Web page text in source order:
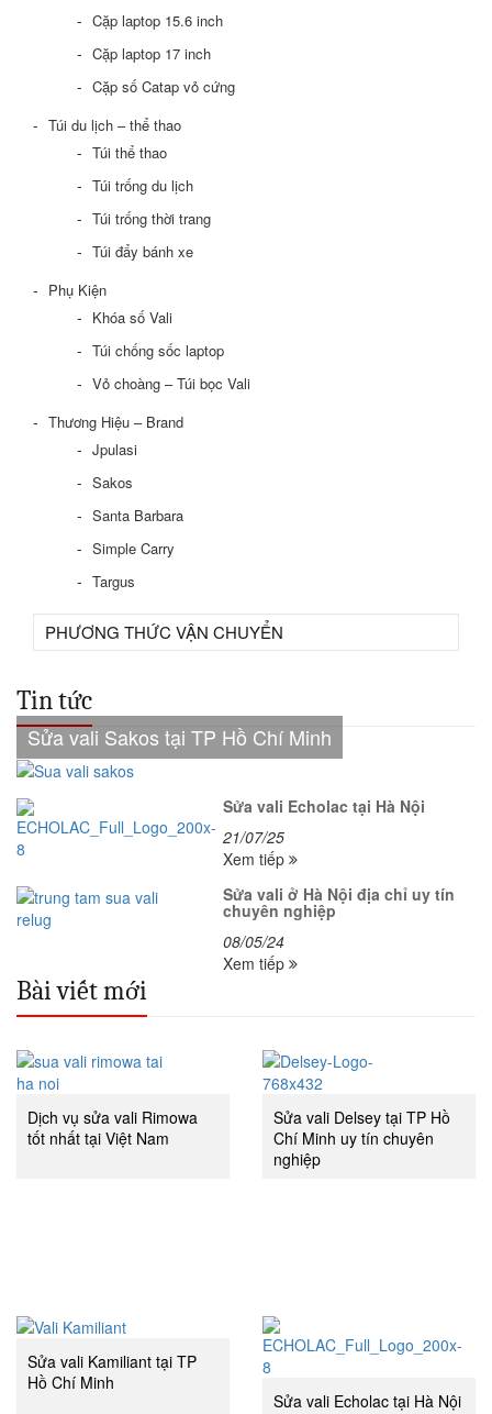
Cặp laptop 15.6 inch
Cặp laptop 17 inch
Cặp số Catap vỏ cứng
Túi du lịch – thể thao
Túi thể thao
Túi trống du lịch
Túi trống thời trang
Túi đẩy bánh xe
Phụ Kiện
Khóa số Vali
Túi chống sốc laptop
Vỏ choàng – Túi bọc Vali
Thương Hiệu – Brand
Jpulasi
Sakos
Santa Barbara
Simple Carry
Targus
PHƯƠNG THỨC VẬN CHUYỂN
Tin tức
Sửa vali Sakos tại TP Hồ Chí Minh
Sửa vali Echolac tại Hà Nội
21/07/25
Xem tiếp
Sửa vali ở Hà Nội địa chỉ uy tín
chuyên nghiệp
08/05/24
Xem tiếp
Bài viết mới
Dịch vụ sửa vali Rimowa
tốt nhất tại Việt Nam
Sửa vali Delsey tại TP Hồ
Chí Minh uy tín chuyên
nghiệp
Sửa vali Kamiliant tại TP
Hồ Chí Minh
Sửa vali Echolac tại Hà Nội